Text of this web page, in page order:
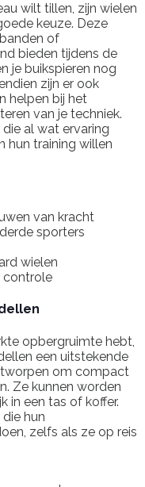
wilt tillen, zijn wielen
keuze. Deze
of
bieden tijdens de
je buikspieren nog
zijn er ook
helpen bij het
van je techniek.
al wat ervaring
hun training willen
van kracht
sporters
wielen
controle
opbergruimte hebt,
een uitstekende
om compact
Ze kunnen worden
in een tas of koffer.
hun
zelfs als ze op reis